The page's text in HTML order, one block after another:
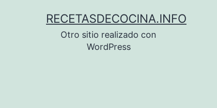
RECETASDECOCINA.INFO
Otro sitio realizado con
WordPress